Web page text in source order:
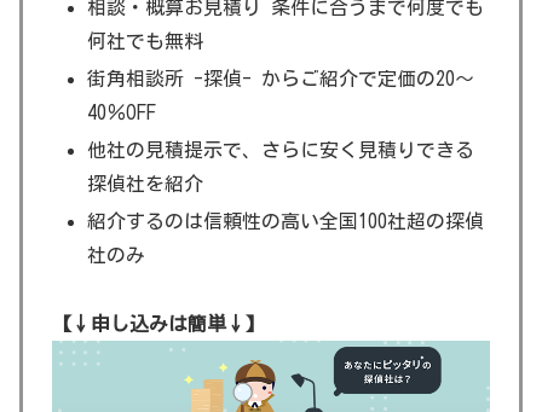
相談・概算お見積り 条件に合うまで何度でも
何社でも無料
街角相談所 -探偵- からご紹介で定価の20～
40％OFF
他社の見積提示で、さらに安く見積りできる
探偵社を紹介
紹介するのは信頼性の高い全国100社超の探偵
社のみ
【↓申し込みは簡単↓】